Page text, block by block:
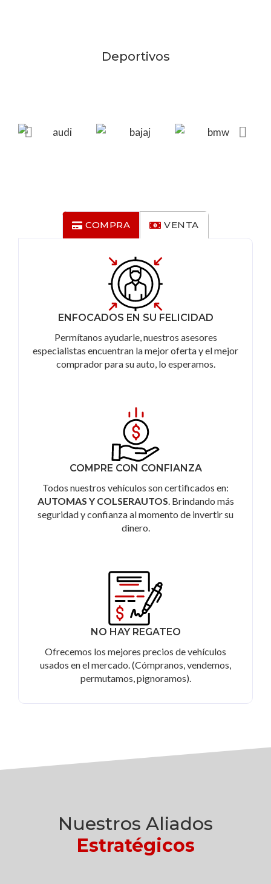
Deportivos
COMPRA VENTA
ENFOCADOS EN SU FELICIDAD
Permítanos ayudarle, nuestros asesores
especialistas encuentran la mejor oferta y el mejor
comprador para su auto, lo esperamos.
COMPRE CON CONFIANZA
Todos nuestros vehículos son certificados en:
AUTOMAS Y COLSERAUTOS. Brindando más
seguridad y confianza al momento de invertir su
dinero.
NO HAY REGATEO
Ofrecemos los mejores precios de vehículos
usados en el mercado. (Cómpranos, vendemos,
permutamos, pignoramos).
Nuestros Aliados
Estratégicos